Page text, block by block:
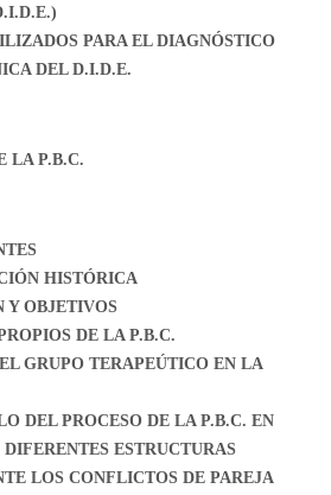
PARA EL DIAGNÓSTICO
DEL D.I.D.E.
LA P.B.C.
HISTÓRICA
Y OBJETIVOS
DE LA P.B.C.
GRUPO TERAPEÚTICO EN LA
DEL PROCESO DE LA P.B.C. EN
ESTRUCTURAS
LOS CONFLICTOS DE PAREJA